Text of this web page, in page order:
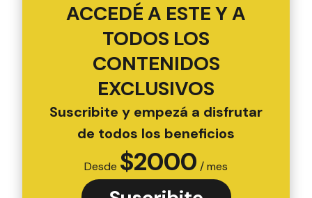
ACCEDÉ A ESTE Y A
TODOS LOS
CONTENIDOS
EXCLUSIVOS
Suscribite y empezá a disfrutar
de todos los beneficios
Desde $2000 / mes